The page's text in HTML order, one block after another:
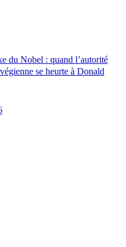
du Nobel : quand l’autorité
se heurte à Donald